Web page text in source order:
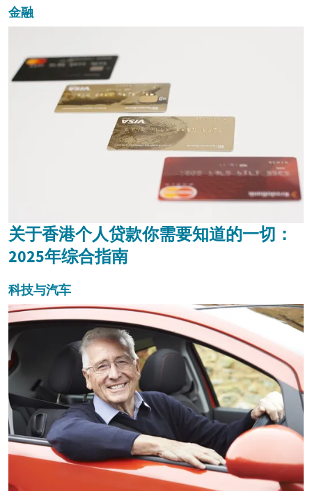
金融
关于香港个人贷款你需要知道的一切：
2025年综合指南
科技与汽车